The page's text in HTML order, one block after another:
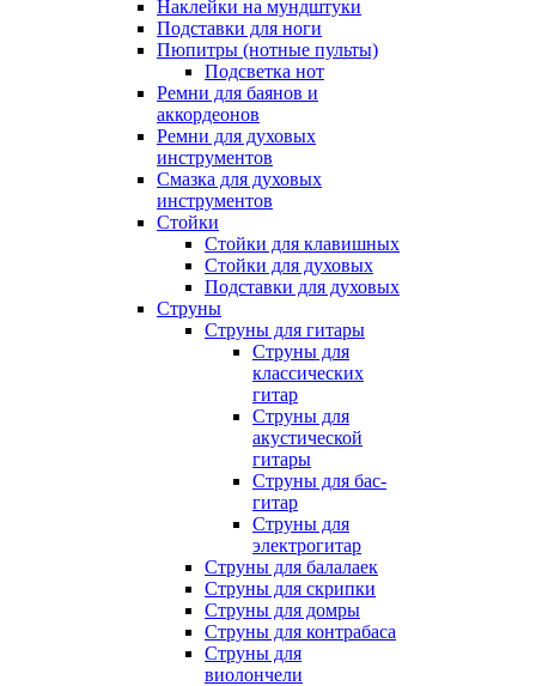
Наклейки на мундштуки
Подставки для ноги
Пюпитры (нотные пульты)
Подсветка нот
Ремни для баянов и
аккордеонов
Ремни для духовых
инструментов
Смазка для духовых
инструментов
Стойки
Стойки для клавишных
Стойки для духовых
Подставки для духовых
Струны
Струны для гитары
Струны для
классических
гитар
Струны для
акустической
гитары
Струны для бас-
гитар
Струны для
электрогитар
Струны для балалаек
Струны для скрипки
Струны для домры
Струны для контрабаса
Струны для
виолончели